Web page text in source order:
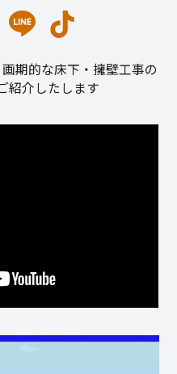
期的な床下・擁壁工事の
紹介したします